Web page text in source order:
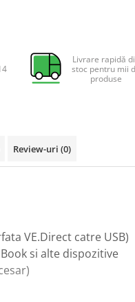
Livrare rapidă
stoc pentru mii
produse
Review-uri (0)
VE.Direct catre USB)
si alte dispozitive